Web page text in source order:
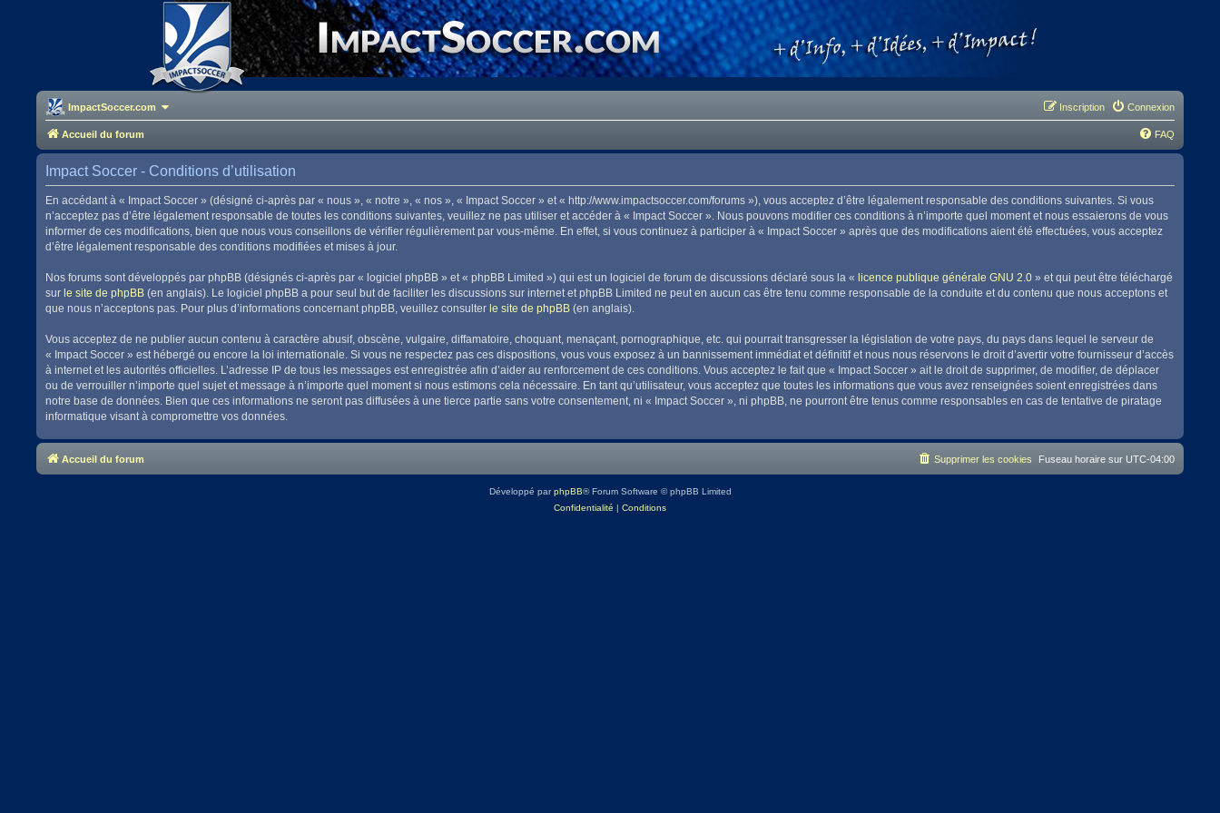
ImpactSoccer.com Connexion
Inscription
Accueil du forum FAQ
Impact Soccer - Conditions d’utilisation
En accédant à « Impact Soccer » (désigné ci-après par « nous », « notre », « nos », « Impact Soccer » et « http://www.impactsoccer.com/forums »), vous acceptez d’être légalement responsable des conditions suivantes. Si vous
n’acceptez pas d’être légalement responsable de toutes les conditions suivantes, veuillez ne pas utiliser et accéder à « Impact Soccer ». Nous pouvons modifier ces conditions à n’importe quel moment et nous essaierons de vous
informer de ces modifications, bien que nous vous conseillons de vérifier régulièrement par vous-même. En effet, si vous continuez à participer à « Impact Soccer » après que des modifications aient été effectuées, vous acceptez
d’être légalement responsable des conditions modifiées et mises à jour.
Nos forums sont développés par phpBB (désignés ci-après par « logiciel phpBB » et « phpBB Limited ») qui est un logiciel de forum de discussions déclaré sous la « licence publique générale GNU 2.0 » et qui peut être téléchargé
sur le site de phpBB (en anglais). Le logiciel phpBB a pour seul but de faciliter les discussions sur internet et phpBB Limited ne peut en aucun cas être tenu comme responsable de la conduite et du contenu que nous acceptons et
que nous n’acceptons pas. Pour plus d’informations concernant phpBB, veuillez consulter le site de phpBB (en anglais).
Vous acceptez de ne publier aucun contenu à caractère abusif, obscène, vulgaire, diffamatoire, choquant, menaçant, pornographique, etc. qui pourrait transgresser la législation de votre pays, du pays dans lequel le serveur de
« Impact Soccer » est hébergé ou encore la loi internationale. Si vous ne respectez pas ces dispositions, vous vous exposez à un bannissement immédiat et définitif et nous nous réservons le droit d’avertir votre fournisseur d’accès
à internet et les autorités officielles. L’adresse IP de tous les messages est enregistrée afin d’aider au renforcement de ces conditions. Vous acceptez le fait que « Impact Soccer » ait le droit de supprimer, de modifier, de déplacer
ou de verrouiller n’importe quel sujet et message à n’importe quel moment si nous estimons cela nécessaire. En tant qu’utilisateur, vous acceptez que toutes les informations que vous avez renseignées soient enregistrées dans
notre base de données. Bien que ces informations ne seront pas diffusées à une tierce partie sans votre consentement, ni « Impact Soccer », ni phpBB, ne pourront être tenus comme responsables en cas de tentative de piratage
informatique visant à compromettre vos données.
Accueil du forum Fuseau horaire sur UTC-04:00
Supprimer les cookies
Développé parphpBB® Forum Software © phpBB Limited
Confidentialité | Conditions